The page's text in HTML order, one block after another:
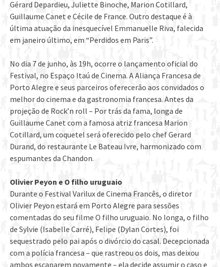
Gérard Depardieu, Juliette Binoche, Marion Cotillard,
Guillaume Canet e Cécile de France. Outro destaque é à
última atuação da inesquecível Emmanuelle Riva, falecida
em janeiro último, em “Perdidos em Paris”.
No dia 7 de junho, às 19h, ocorre o lançamento oficial do
Festival, no Espaço Itaú de Cinema. A Aliança Francesa de
Porto Alegre e seus parceiros oferecerão aos convidados o
melhor do cinema e da gastronomia francesa. Antes da
projeção de Rock’n roll – Por trás da fama, longa de
Guillaume Canet com a famosa atriz francesa Marion
Cotillard, um coquetel será oferecido pelo chef Gerard
Durand, do restaurante Le Bateau Ivre, harmonizado com
espumantes da Chandon.
Olivier Peyon e O filho uruguaio
Durante o Festival Varilux de Cinema Francês, o diretor
Olivier Peyon estará em Porto Alegre para sessões
comentadas do seu filme O filho uruguaio. No longa, o filho
de Sylvie (Isabelle Carré), Felipe (Dylan Cortes), foi
sequestrado pelo pai após o divórcio do casal. Decepcionada
com a polícia francesa – que rastreou os dois, mas deixou
ambos escaparem novamente – ela decide assumir o caso e